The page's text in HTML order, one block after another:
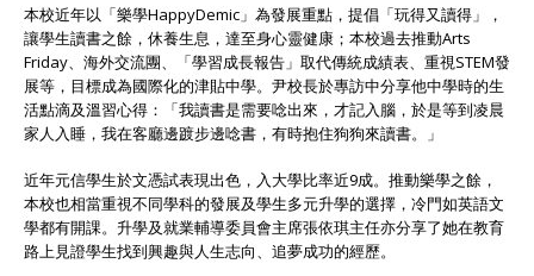
本校近年以「樂學HappyDemic」為發展重點，提倡「玩得又讀得」，
讓學生讀書之餘，休養生息，達至身心靈健康；本校過去推動Arts
Friday、海外交流團、「學習成長報告」取代傳統成績表、重視STEM發
展等，目標成為國際化的津貼中學。尹校長於專訪中分享他中學時的生
活點滴及溫習心得：「我讀書是需要唸出來，才記入腦，於是等到凌晨
家人入睡，我在客廳邊踱步邊唸書，有時抱住狗狗來讀書。」
近年元信學生於文憑試表現出色，入大學比率近9成。推動樂學之餘，
本校也相當重視不同學科的發展及學生多元升學的選擇，冷門如英語文
學都有開課。升學及就業輔導委員會主席張依琪主任亦分享了她在教育
路上見證學生找到興趣與人生志向、追夢成功的經歷。